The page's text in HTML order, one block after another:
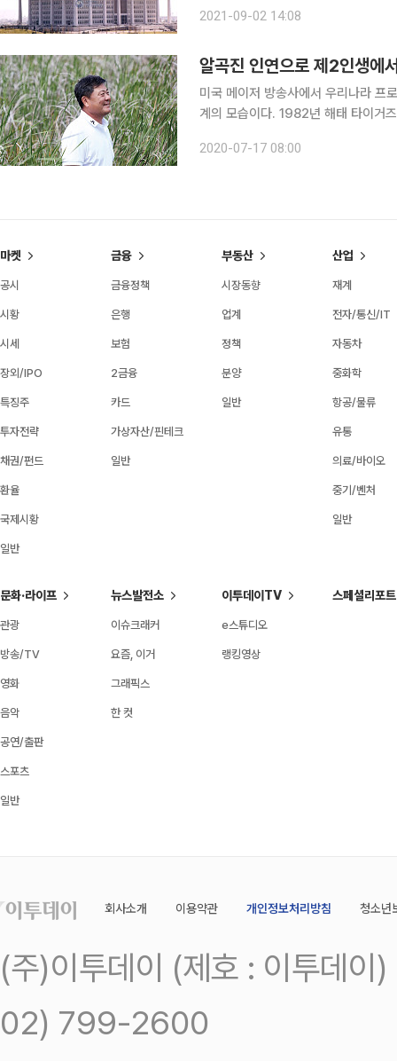
술, 자재만으로 새 의사당을 짓는 것
2021-09-02 14:08
알곡진 인연으로 제2인생에
미국 메이저 방송사에서 우리나라 프
계의 모습이다. 1982년 해태 타이거
발견되어야 할 가치를 지닌 사람이기
2020-07-17 08:00
마켓
공시
시황
시세
장외/IPO
특징주
투자전략
채권/펀드
환율
국제시황
일반
금융
금융정책
은행
보험
2금융
카드
가상자산/핀테크
일반
부동산
시장동향
업계
정책
분양
일반
산업
재계
전자/통신/IT
자동차
중화학
항공/물류
유통
의료/바이오
중기/벤처
일반
문화·라이프
관광
방송/TV
영화
음악
공연/출판
스포츠
일반
뉴스발전소
이슈크래커
요즘, 이거
그래픽스
한 컷
이투데이TV
e스튜디오
랭킹영상
스페셜리포트
회사소개 이용약관 개인정보처리방침 청소년
(주)이투데이 (제호 : 이투데
02) 799-2600